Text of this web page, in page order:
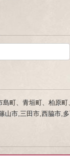
島町、青垣町、柏原
山市,三田市,西脇市,